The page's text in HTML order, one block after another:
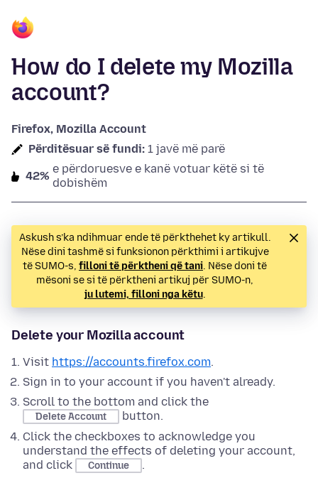
How do I delete my Mozilla
account?
Firefox, Mozilla Account
Përditësuar së fundi: 1 javë më parë
42%
e përdoruesve e kanë votuar këtë si të
dobishëm
Askush s’ka ndihmuar ende të përkthehet ky artikull.
Nëse dini tashmë si funksionon përkthimi i artikujve
të SUMO-s, filloni të përktheni që tani. Nëse doni të
mësoni se si të përktheni artikuj për SUMO-n,
ju lutemi, filloni nga këtu.
Delete your Mozilla account
Visit https://accounts.firefox.com.
Sign in to your account if you haven't already.
Scroll to the bottom and click the
Delete Account
button.
Click the checkboxes to acknowledge you
understand the effects of deleting your account,
and click
Continue
.